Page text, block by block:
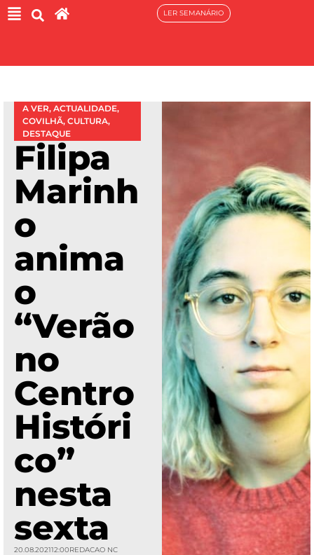
LER SEMANÁRIO
A VER, ACTUALIDADE,
COVILHÃ, CULTURA,
DESTAQUE
Filipa
Marinh
o
anima
o
“Verão
no
Centro
Históri
co”
nesta
sexta
20.08.202112:00REDACAO NC